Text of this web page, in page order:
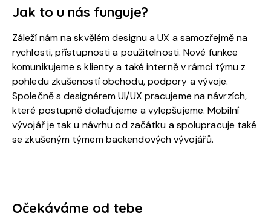
Jak to u nás funguje?
Záleží nám na skvělém designu a UX a samozřejmě na
rychlosti, přístupnosti a použitelnosti. Nové funkce
komunikujeme s klienty a také interně v rámci týmu z
pohledu zkušeností obchodu, podpory a vývoje.
Společně s designérem UI/UX pracujeme na návrzích,
které postupně dolaďujeme a vylepšujeme. Mobilní
vývojář je tak u návrhu od začátku a spolupracuje také
se zkušeným týmem backendových vývojářů.
Očekáváme od tebe